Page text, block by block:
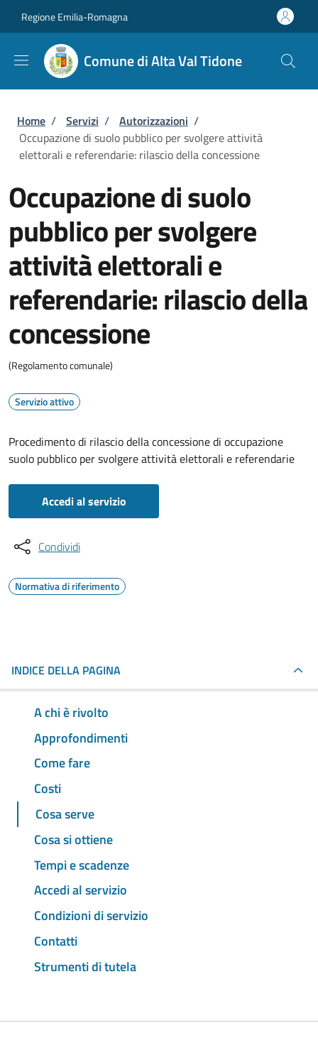
Regione Emilia-Romagna
Comune di Alta Val Tidone
Briciole di pane
Home / Servizi / Autorizzazioni /
Occupazione di suolo pubblico per svolgere attività
elettorali e referendarie: rilascio della concessione
Occupazione di suolo
pubblico per svolgere
attività elettorali e
referendarie: rilascio della
concessione
(Regolamento comunale)
Servizio attivo
Procedimento di rilascio della concessione di occupazione
suolo pubblico per svolgere attività elettorali e referendarie
Accedi al servizio
Condividi
Normativa di riferimento
INDICE DELLA PAGINA
A chi è rivolto
Approfondimenti
Come fare
Costi
Cosa serve
Cosa si ottiene
Tempi e scadenze
Accedi al servizio
Condizioni di servizio
Contatti
Strumenti di tutela